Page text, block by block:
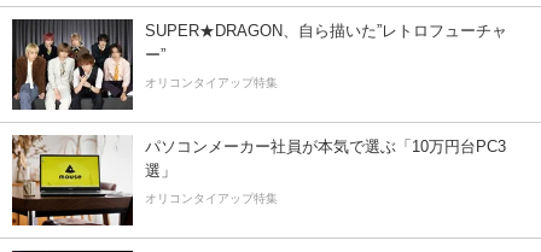
SUPER★DRAGON、自ら描いた”レトロフューチャ
ー”
オリコンタイアップ特集
パソコンメーカー社員が本気で選ぶ「10万円台PC3
選」
オリコンタイアップ特集